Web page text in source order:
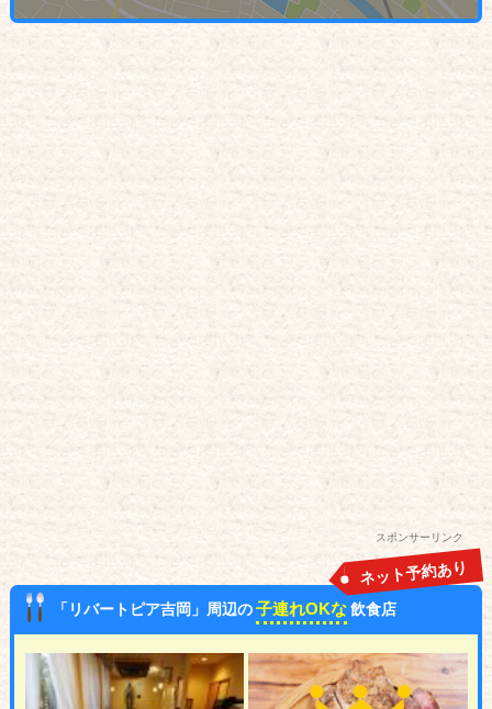
スポンサーリンク
「リバートピア吉岡」周辺の子連れOKな 飲食店
ネット予約あり